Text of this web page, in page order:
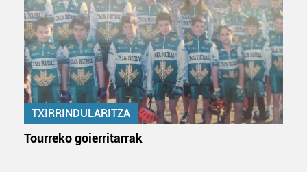
TXIRRINDULARITZA
Tourreko goierritarrak